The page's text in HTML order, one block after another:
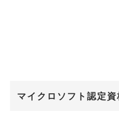
マイクロソフト認定資